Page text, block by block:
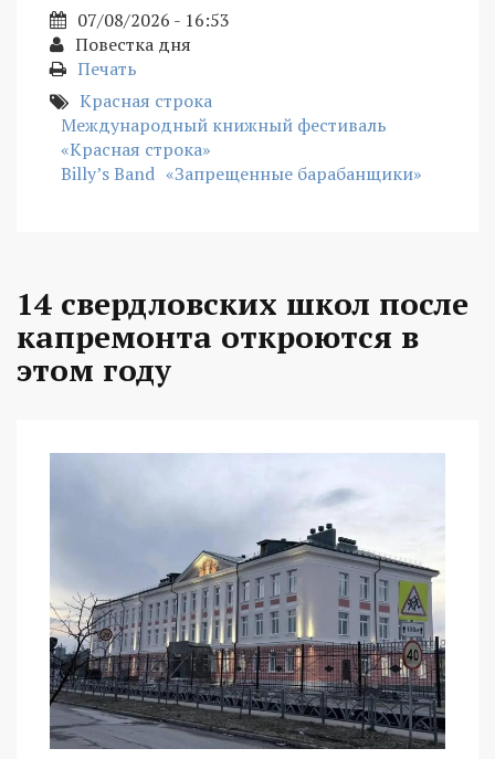
07/08/2026 - 16:53
Повестка дня
Печать
Красная строка
Международный книжный фестиваль
«Красная строка»
Billy’s Band «Запрещенные барабанщики»
14 свердловских школ после
капремонта откроются в
этом году